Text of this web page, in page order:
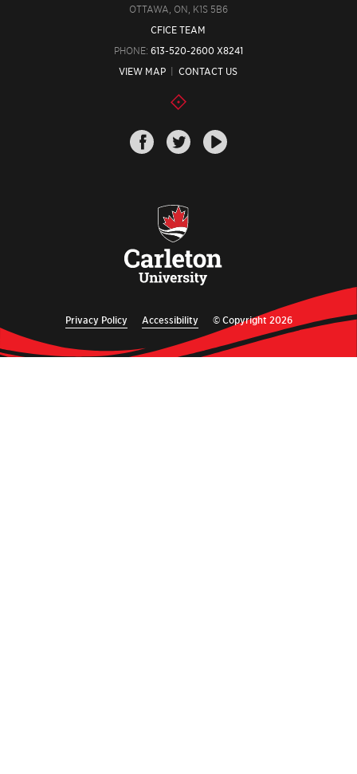
OTTAWA, ON, K1S 5B6
CFICE TEAM
PHONE: 613-520-2600 X8241
VIEW MAP |CONTACT US
Privacy Policy Accessibility © Copyright 2026